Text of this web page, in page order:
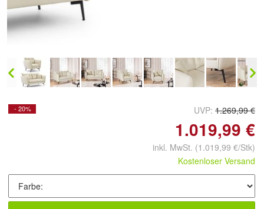
- 20%
inkl. MwSt. (1.019,99 €/Stk)
Kostenloser Versand
In den Warenkorb
, Lastschrift, Kreditkarte, Debitkarte,
Ratenzahlung, Sofortüberweisung, Überweisung, Bezahlung nach
30 Tagen